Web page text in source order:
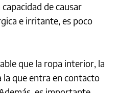
de causar
e irritante, es poco
que la ropa interior, la
la que entra en contacto